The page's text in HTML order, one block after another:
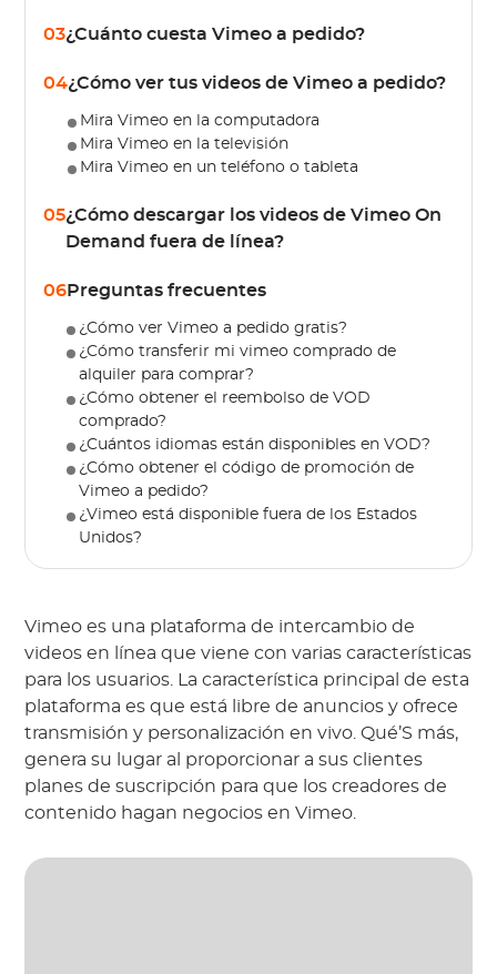
03¿Cuánto cuesta Vimeo a pedido?
04¿Cómo ver tus videos de Vimeo a pedido?
Mira Vimeo en la computadora
Mira Vimeo en la televisión
Mira Vimeo en un teléfono o tableta
05¿Cómo descargar los videos de Vimeo On
Demand fuera de línea?
06Preguntas frecuentes
¿Cómo ver Vimeo a pedido gratis?
¿Cómo transferir mi vimeo comprado de
alquiler para comprar?
¿Cómo obtener el reembolso de VOD
comprado?
¿Cuántos idiomas están disponibles en VOD?
¿Cómo obtener el código de promoción de
Vimeo a pedido?
¿Vimeo está disponible fuera de los Estados
Unidos?
Vimeo es una plataforma de intercambio de
videos en línea que viene con varias características
para los usuarios. La característica principal de esta
plataforma es que está libre de anuncios y ofrece
transmisión y personalización en vivo. Qué’S más,
genera su lugar al proporcionar a sus clientes
planes de suscripción para que los creadores de
contenido hagan negocios en Vimeo.